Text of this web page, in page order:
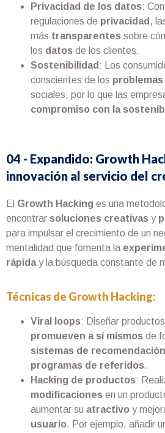
Privacidad de los datos:
regulaciones de privacidad ,
más transparentes sobre
los datos de los clientes.
Sostenibilidad : Los
conscientes de los
sociales, por lo que las
compromiso con la
04 - Expandido: Growth
innovación al servicio del
El Growth Hacking es una
encontrar soluciones creativas y
para impulsar el crecimiento de un
mentalidad que fomenta la
rápiday la búsqueda constante de
Técnicas de Growth Hacking:
Viral loops: Diseñar
promueven a sí mismos de
sistemas de
programas de referidos.
Hacking de productos:
modificaciones en un
aumentar su atractivo y
usuario. Por ejemplo, añadir